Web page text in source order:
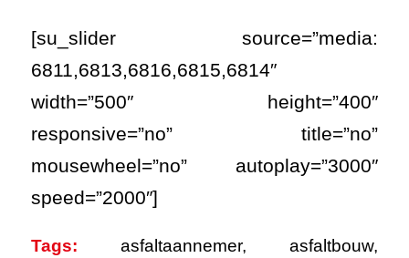
[su_slider source=”media:
6811,6813,6816,6815,6814″
width=”500″ height=”400″
responsive=”no” title=”no”
mousewheel=”no” autoplay=”3000″
speed=”2000″]
Tags: asfaltaannemer,asfaltbouw,